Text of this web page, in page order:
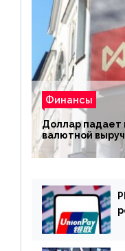
Финансы
Доллар падает
валютной